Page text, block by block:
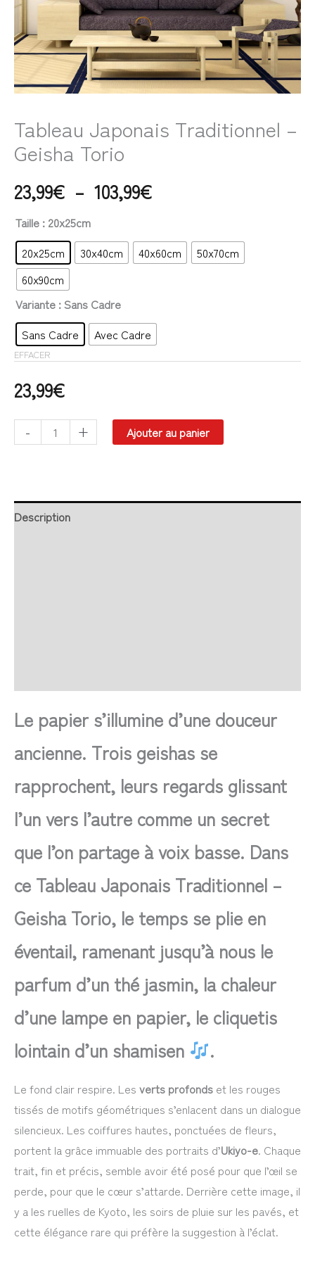
Tableau Japonais Traditionnel –
Geisha Torio
23,99€ – 103,99€
Taille : 20x25cm
20x25cm
30x40cm 40x60cm
50x70cm
60x90cm
Variante : Sans Cadre
Sans Cadre
Avec Cadre
EFFACER
23,99€
- + Ajouter au panier
Description
Le papier s’illumine d’une douceur
ancienne. Trois geishas se
rapprochent, leurs regards glissant
l’un vers l’autre comme un secret
que l’on partage à voix basse. Dans
ce Tableau Japonais Traditionnel –
Geisha Torio, le temps se plie en
éventail, ramenant jusqu’à nous le
parfum d’un thé jasmin, la chaleur
d’une lampe en papier, le cliquetis
lointain d’un shamisen
.
Le fond clair respire. Les verts profonds et les rouges
tissés de motifs géométriques s’enlacent dans un dialogue
silencieux. Les coiffures hautes, ponctuées de fleurs,
portent la grâce immuable des portraits d’Ukiyo-e. Chaque
trait, fin et précis, semble avoir été posé pour que l’œil se
perde, pour que le cœur s’attarde. Derrière cette image, il
y a les ruelles de Kyoto, les soirs de pluie sur les pavés, et
cette élégance rare qui préfère la suggestion à l’éclat.